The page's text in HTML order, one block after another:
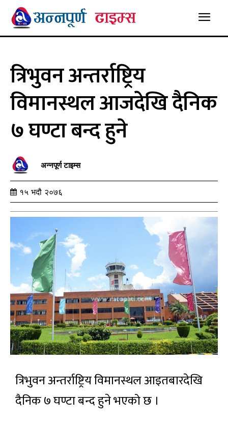
त्रिभुवन अन्तर्राष्ट्रिय
विमानस्थल आजदेखि दैनिक
७ घण्टा बन्द हुने
अन्नपूर्ण टाइम्स
१५ भदौ २०७६
त्रिभुवन अन्तर्राष्ट्रिय विमानस्थल आइतबारदेखि
दैनिक ७ घण्टा बन्द हुने भएको छ ।